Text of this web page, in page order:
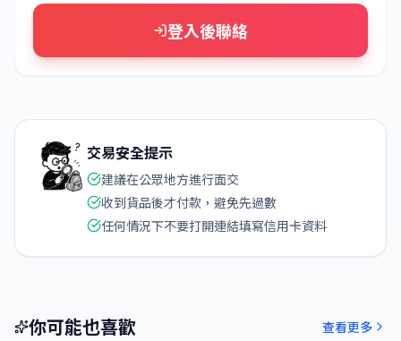
登入後聯絡
交易安全提示
建議在公眾地方進行面交
收到貨品後才付款，避免先過數
任何情況下不要打開連結填寫信用卡資料
你可能也喜歡 查看更多